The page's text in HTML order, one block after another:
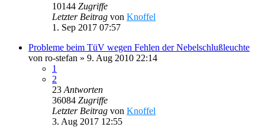
10144 Zugriffe
Letzter Beitrag von Knoffel
1. Sep 2017 07:57
Probleme beim TüV wegen Fehlen der Nebelschlußleuchte
von ro-stefan » 9. Aug 2010 22:14
1
2
23 Antworten
36084 Zugriffe
Letzter Beitrag von Knoffel
3. Aug 2017 12:55